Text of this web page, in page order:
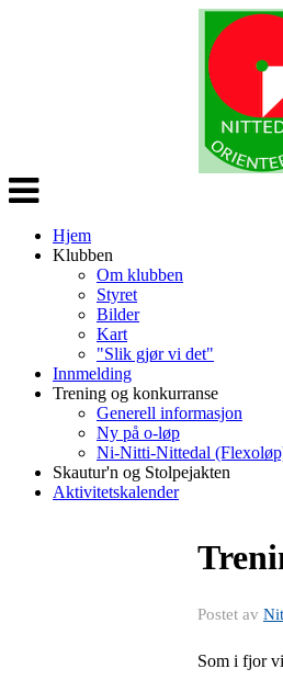
Veksle
navigasjon
Hjem
Klubben
Om klubben
Styret
Bilder
Kart
"Slik gjør vi det"
Innmelding
Trening og konkurranse
Generell informasjon
Ny på o-løp
Ni-Nitti-Nittedal
Skautur'n og Stolpejakten
Aktivitetskalender
Postet av
Som i fjor